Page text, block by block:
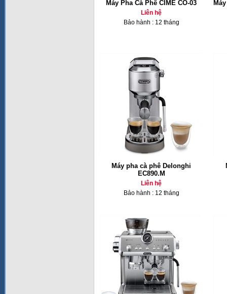
Máy Pha Cà Phê CIME CO-03
Liên hệ
Bảo hành : 12 tháng
Máy pha cà phê Delonghi
EC890.M
Liên hệ
Bảo hành : 12 tháng